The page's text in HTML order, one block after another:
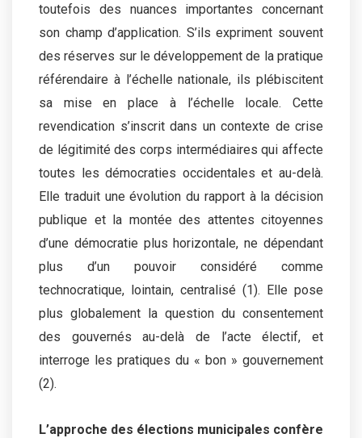
toutefois des nuances importantes concernant
son champ d’application. S’ils expriment souvent
des réserves sur le développement de la pratique
référendaire à l’échelle nationale, ils plébiscitent
sa mise en place à l’échelle locale. Cette
revendication s’inscrit dans un contexte de crise
de légitimité des corps intermédiaires qui affecte
toutes les démocraties occidentales et au-delà.
Elle traduit une évolution du rapport à la décision
publique et la montée des attentes citoyennes
d’une démocratie plus horizontale, ne dépendant
plus d’un pouvoir considéré comme
technocratique, lointain, centralisé (1). Elle pose
plus globalement la question du consentement
des gouvernés au-delà de l’acte électif, et
interroge les pratiques du « bon » gouvernement
(2).
L’approche des élections municipales confère